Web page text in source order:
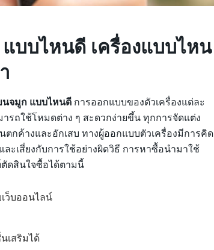
บบไหนดี เครื่องแบบไหน
นจมูก แบบไหนดี การออกแบบของตัวเครื่องแต่ละ
ถใช้โหมดต่าง ๆ สะดวกง่ายขึ้น ทุกการจัดแต่ง
กค้างและอักเสบ ทางผู้ออกแบบตัวเครื่องมีการคิด
ะเสี่ยงกับการใช้อย่างผิดวิธี การหาซื้อนำมาใช้
ดสินใจซื้อได้ตามนี้
ว็บออนไลน์
เสริมได้